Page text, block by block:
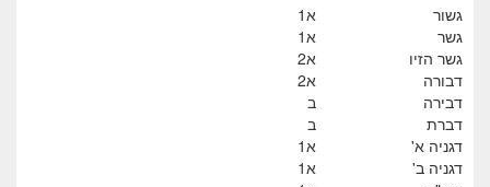
גשור
א1
גשר
א1
גשר הזיו
א2
דבורה
א2
דבירה
ב
דברת
ב
דגניה א'
א1
דגניה ב'
א1